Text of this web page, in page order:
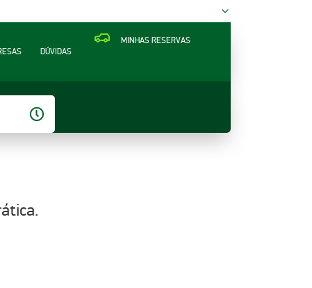
MINHAS RESERVAS
DÚVIDAS